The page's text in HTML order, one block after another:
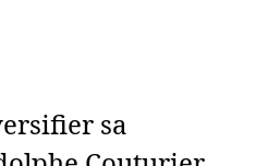
sa